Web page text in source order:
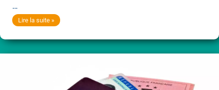
…
Domiciliation
personnes
Lire la suite »